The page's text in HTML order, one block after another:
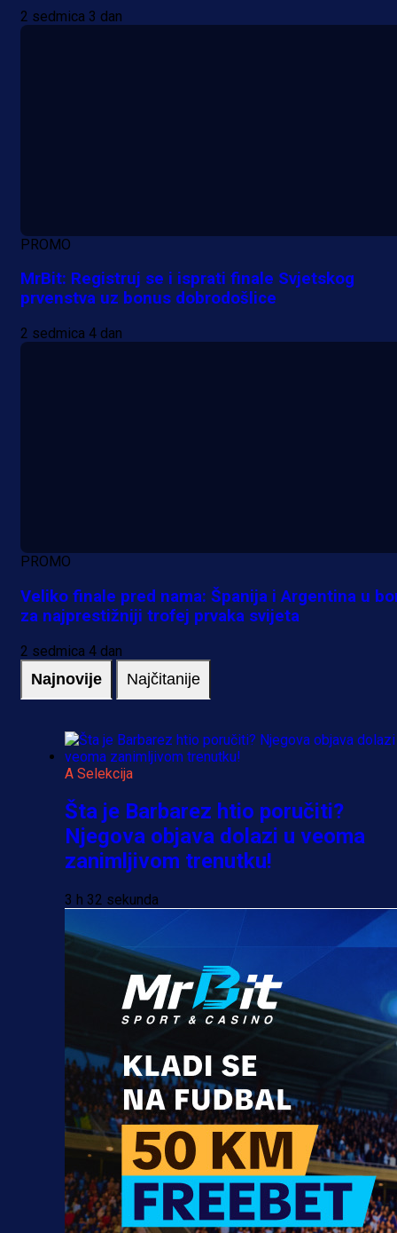
2 sedmica 3 dan
PROMO
MrBit: Registruj se i isprati finale Svjetskog
prvenstva uz bonus dobrodošlice
2 sedmica 4 dan
PROMO
Veliko finale pred nama: Španija i Argentina u
za najprestižniji trofej prvaka svijeta
2 sedmica 4 dan
Najnovije Najčitanije
A Selekcija
Šta je Barbarez htio poručiti?
Njegova objava dolazi u veoma
zanimljivom trenutku!
3 h 32 sekunda